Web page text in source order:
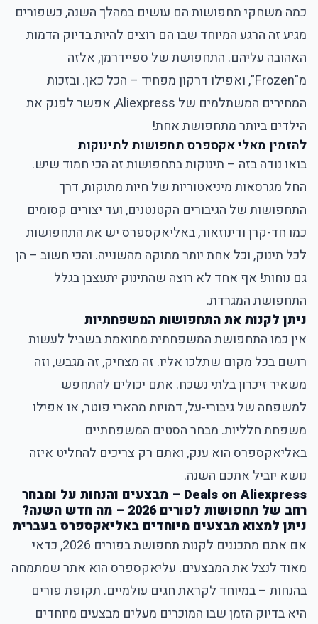
כמה משחקי תחפושות הם עושים במהלך השנה, כשפורים
מגיע זה הרגע המיוחד שבו הם רוצים להיות בדיוק הדמות
האהובה עליהם. התחפושת של ספיידרמן, אלזה
מ"Frozen", ואפילו דרקון מפחיד – הכל כאן. ובזכות
המחירים המשתלמים של Aliexpress, אפשר לפנק את
הילדים ביותר מתחפושת אחת!
להזמין מאלי אקספרס תחפושות לתינוקות
בואו נודה בזה – תינוקות בתחפושות זה הכי חמוד שיש.
החל מגרסאות מיניאטוריות של חיות מתוקות, דרך
התחפושות של הגיבורים הקטנטנים, ועד יצורים קסומים
כמו חד-קרן ודינוזאור, באליאקספרס יש את התחפושות
לכל תינוק, וכל אחת יותר מתוקה מהשנייה. והכי חשוב – הן
גם נוחות! אף אחד לא רוצה שהתינוק יתעצבן בגלל
התחפושת המגרדת.
ניתן לקנות את התחפושות המשפחתיות
אין כמו התחפושת המשפחתית מתואמת בשביל לעשות
רושם בכל מקום שתלכו אליו. זה מצחיק, זה מגבש, וזה
משאיר זיכרון בלתי נשכח. אתם יכולים להתחפש
למשפחה של גיבורי-על, דמויות מהארי פוטר, או אפילו
משפחת חלליות. מבחר הסטים המשפחתיים
באליאקספרס הוא ענק, ואתם רק צריכים להחליט איזה
נושא יוביל אתכם השנה.
Deals on Aliexpress – מבצעים והנחות על ומבחר
רחב של תחפושות לפורים 2026 – מה חדש השנה?
ניתן למצוא מבצעים מיוחדים באליאקספרס בעברית
אם אתם מתכננים לקנות תחפושת בפורים 2026, כדאי
מאוד לנצל את המבצעים. עליאקספרס הוא אתר שמתמחה
בהנחות – במיוחד לקראת חגים עולמיים. תקופת פורים
היא בדיוק הזמן שבו המוכרים מעלים מבצעים מיוחדים